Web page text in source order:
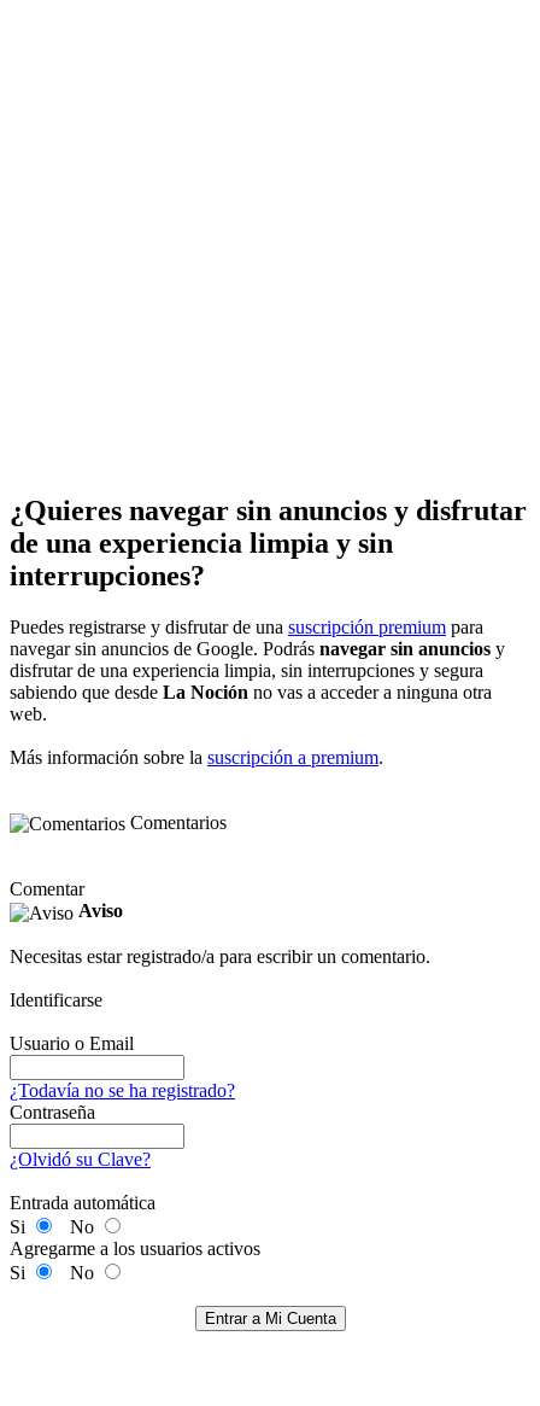
¿Quieres navegar sin anuncios y disfrutar
de una experiencia limpia y sin
interrupciones?
Puedes registrarse y disfrutar de una suscripción premium para
navegar sin anuncios de Google. Podrás navegar sin anuncios y
disfrutar de una experiencia limpia, sin interrupciones y segura
sabiendo que desde La Noción no vas a acceder a ninguna otra
web.
Más información sobre la suscripción a premium.
Comentarios
Comentar
Aviso
Necesitas estar registrado/a para escribir un comentario.
Identificarse
Usuario o Email
¿Todavía no se ha registrado?
Contraseña
¿Olvidó su Clave?
Entrada automática
Si
No
Agregarme a los usuarios activos
Si
No
Entrar a Mi Cuenta